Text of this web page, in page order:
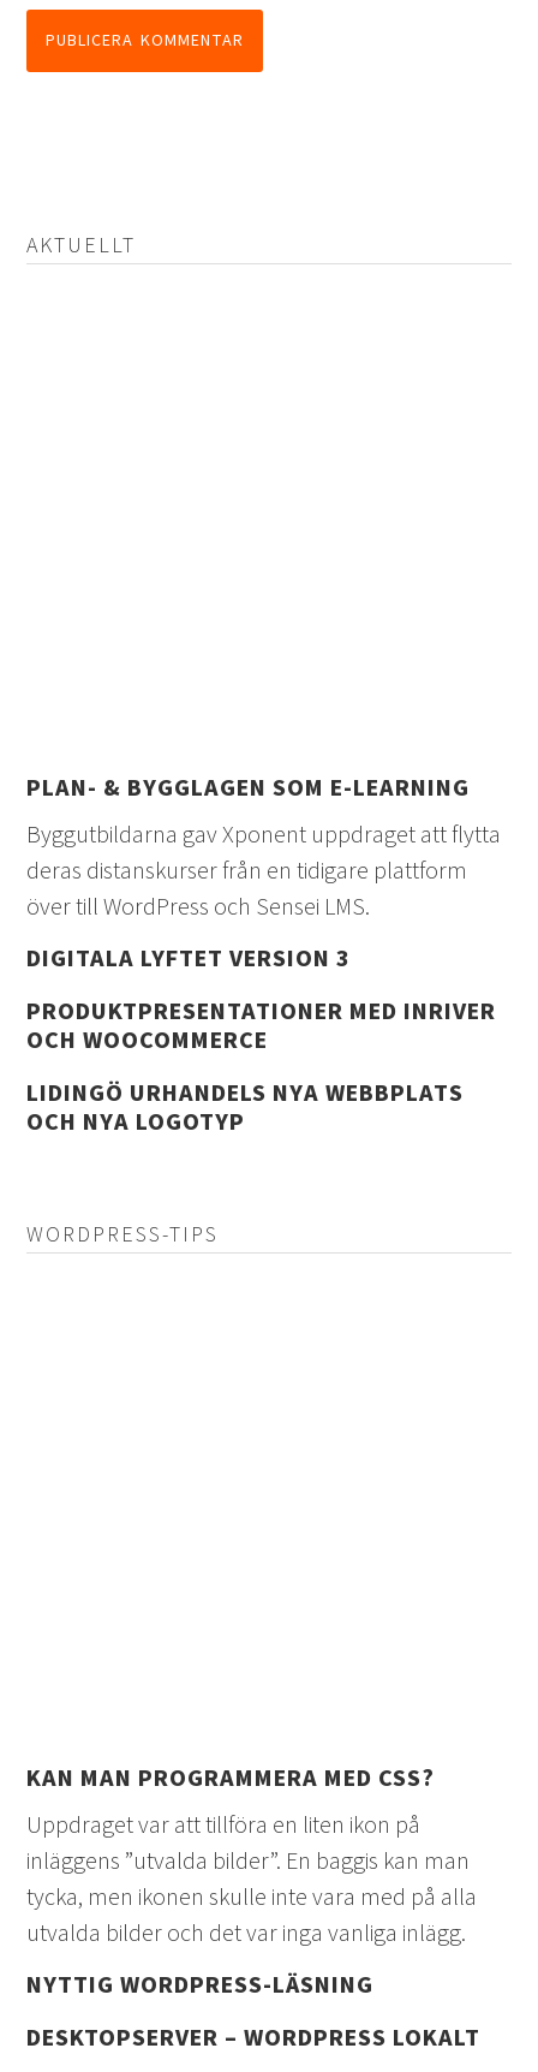
AKTUELLT
PLAN- & BYGGLAGEN SOM E-LEARNING
Byggutbildarna gav Xponent uppdraget att flytta
deras distanskurser från en tidigare plattform
över till WordPress och Sensei LMS.
DIGITALA LYFTET VERSION 3
PRODUKTPRESENTATIONER MED INRIVER
OCH WOOCOMMERCE
LIDINGÖ URHANDELS NYA WEBBPLATS
OCH NYA LOGOTYP
WORDPRESS-TIPS
KAN MAN PROGRAMMERA MED CSS?
Uppdraget var att tillföra en liten ikon på
inläggens ”utvalda bilder”. En baggis kan man
tycka, men ikonen skulle inte vara med på alla
utvalda bilder och det var inga vanliga inlägg.
NYTTIG WORDPRESS-LÄSNING
DESKTOPSERVER – WORDPRESS LOKALT